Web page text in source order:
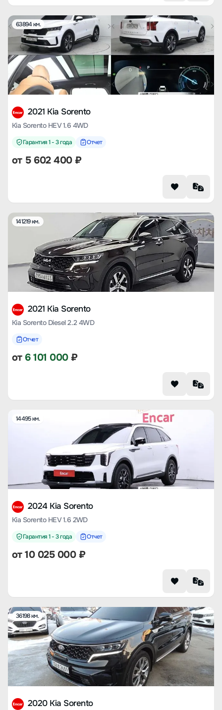
63894 км.
2021 Kia Sorento
Kia Sorento HEV 1.6 4WD
Гарантия 1 - 3 года Отчет
от 5 602 400₽
141219 км.
2021 Kia Sorento
Kia Sorento Diesel 2.2 4WD
Отчет
от 6 101 000₽
14495 км.
2024 Kia Sorento
Kia Sorento HEV 1.6 2WD
Гарантия 1 - 3 года Отчет
от10 025 000₽
36198 км.
2020 Kia Sorento